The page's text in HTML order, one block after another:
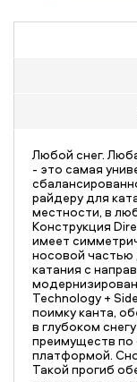
Любой снег.
- это самая
райдеру для
местности, в
Конструкция
имеет
носовой частью
катания с
Technology +
поимку канта,
в глубоком
преимуществ по
платформой.
Такой прогиб